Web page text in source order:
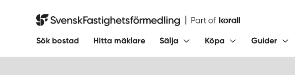
Svensk Fastighetsförmedling
Sök bostad Hitta mäklare Sälja Köpa Guider